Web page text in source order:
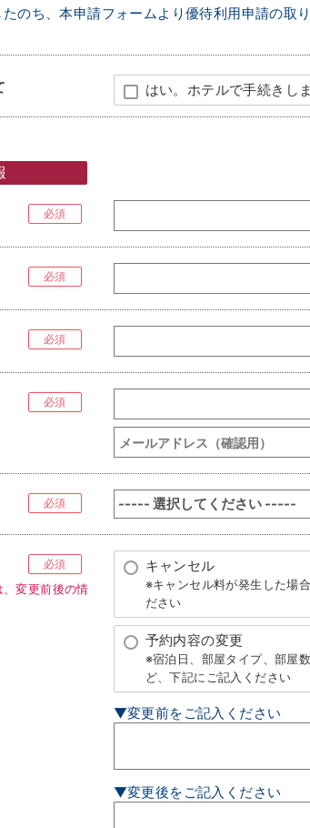
のち、本申請フォームより優待利用申請の取
はい。ホテルで手続きしま
必須
必須
必須
必須
必須
必須
変更前後の情
キャンセル
※キャンセル料が発生した場
ださい
予約内容の変更
※宿泊日、部屋タイプ、部屋
ど、下記にご記入ください
▼変更前をご記入ください
▼変更後をご記入ください